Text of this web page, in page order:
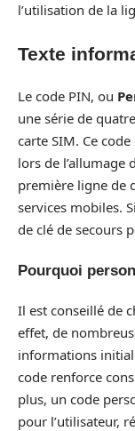
l’utilisation de la
Texte
Le code PIN, ou
une série de
carte SIM. Ce
lors de l’allumage
première ligne de
services mobiles.
de clé de secours
Pourquoi
Il est conseillé de
effet, de
informations
code renforce
plus, un code
pour l’utilisateur,